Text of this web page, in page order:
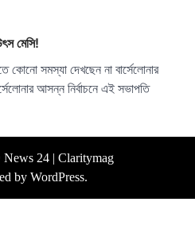
মেসি!
কোনো সমস্যা দেখছেন না বার্সেলোনার
আসন্ন নির্বাচনে এই সভাপতি
24 | Claritymag
by WordPress.